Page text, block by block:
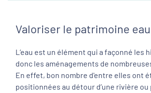
Valoriser le patrimoine eau
L’eau est un élément qui a façonné les
donc les aménagements de
En effet, bon nombre d'entre elles ont
positionnées au détour d’une rivière ou